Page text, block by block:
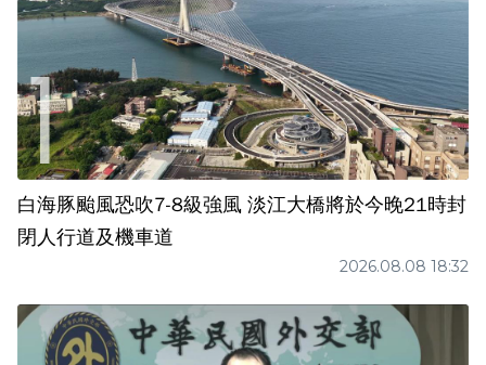
白海豚颱風恐吹7-8級強風 淡江大橋將於今晚21時封
閉人行道及機車道
2026.08.08 18:32